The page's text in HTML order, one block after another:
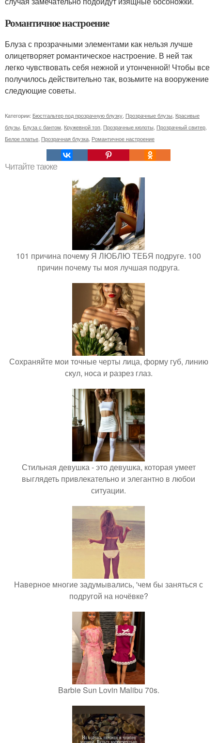
Романтичное настроение
Блуза с прозрачными элементами как нельзя лучше
олицетворяет романтическое настроение. В ней так
легко чувствовать себя нежной и утонченной! Чтобы все
получилось действительно так, возьмите на вооружение
следующие советы.
Категории: Бюстгальтер под прозрачную блузку, Прозрачные блузы, Красивые
блузы, Блуза с бантом, Кружевной топ, Прозрачные кюлоты, Прозрачный свитер,
Белое платье, Прозрачная блузка, Романтичное настроение
Читайте также
101 причина почему Я ЛЮБЛЮ ТЕБЯ подруге. 100
причин почему ты моя лучшая подруга.
Сохраняйте мои точные черты лица, форму губ, линию
скул, носа и разрез глаз.
Стильная девушка - это девушка, которая умеет
выглядеть привлекательно и элегантно в любои
ситуации.
Наверное многие задумывались, 'чем бы заняться с
подругой на ночёвке?
Barbie Sun Lovin Malibu 70s.